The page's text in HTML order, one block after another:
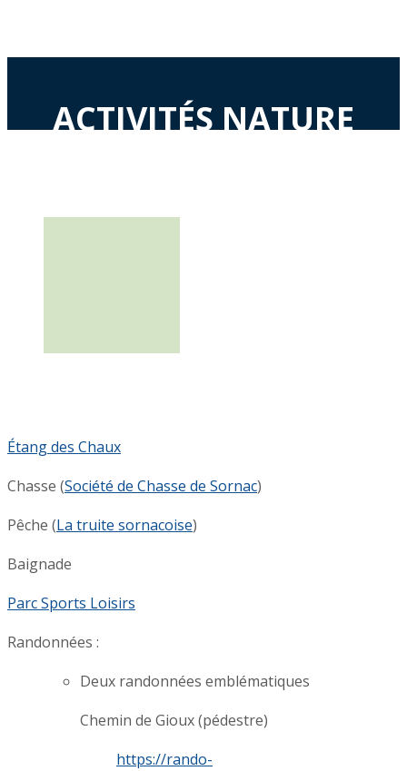
ACTIVITÉS NATURE
Étang des Chaux
Chasse (Société de Chasse de Sornac)
Pêche (La truite sornacoise)
Baignade
Parc Sports Loisirs
Randonnées :
Deux randonnées emblématiques
Chemin de Gioux (pédestre)
https://rando-